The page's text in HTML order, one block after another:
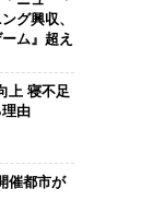
グ興収、
ム』超え
上 寝不足
由
催都市が